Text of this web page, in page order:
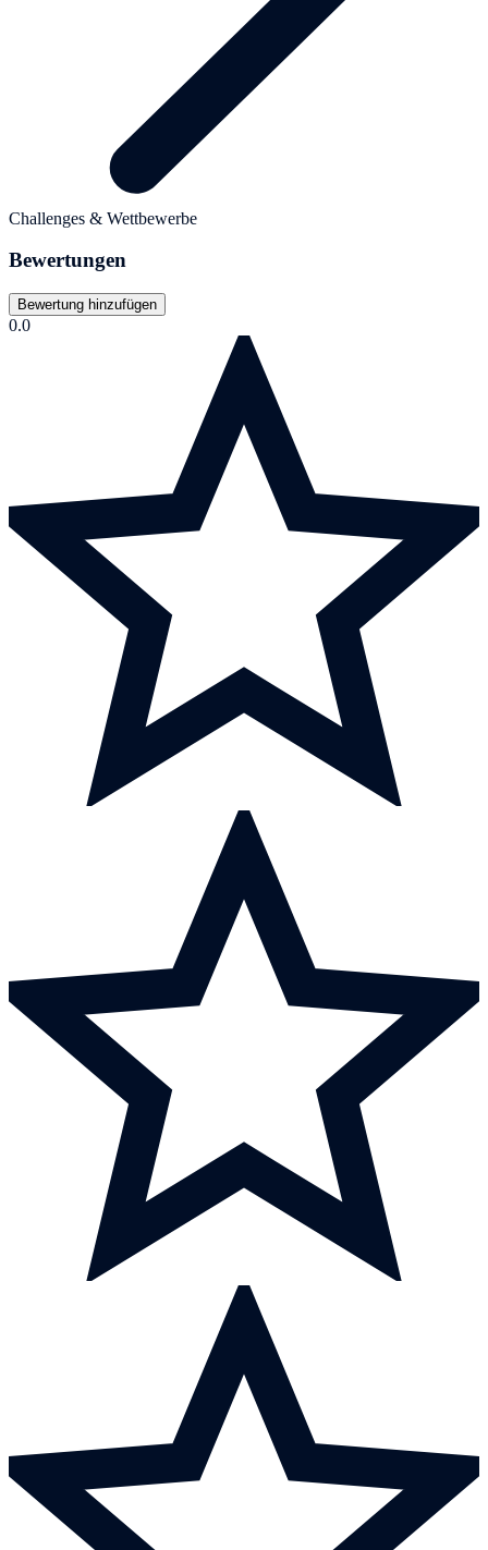
Challenges & Wettbewerbe
Bewertungen
Bewertung hinzufügen
0.0